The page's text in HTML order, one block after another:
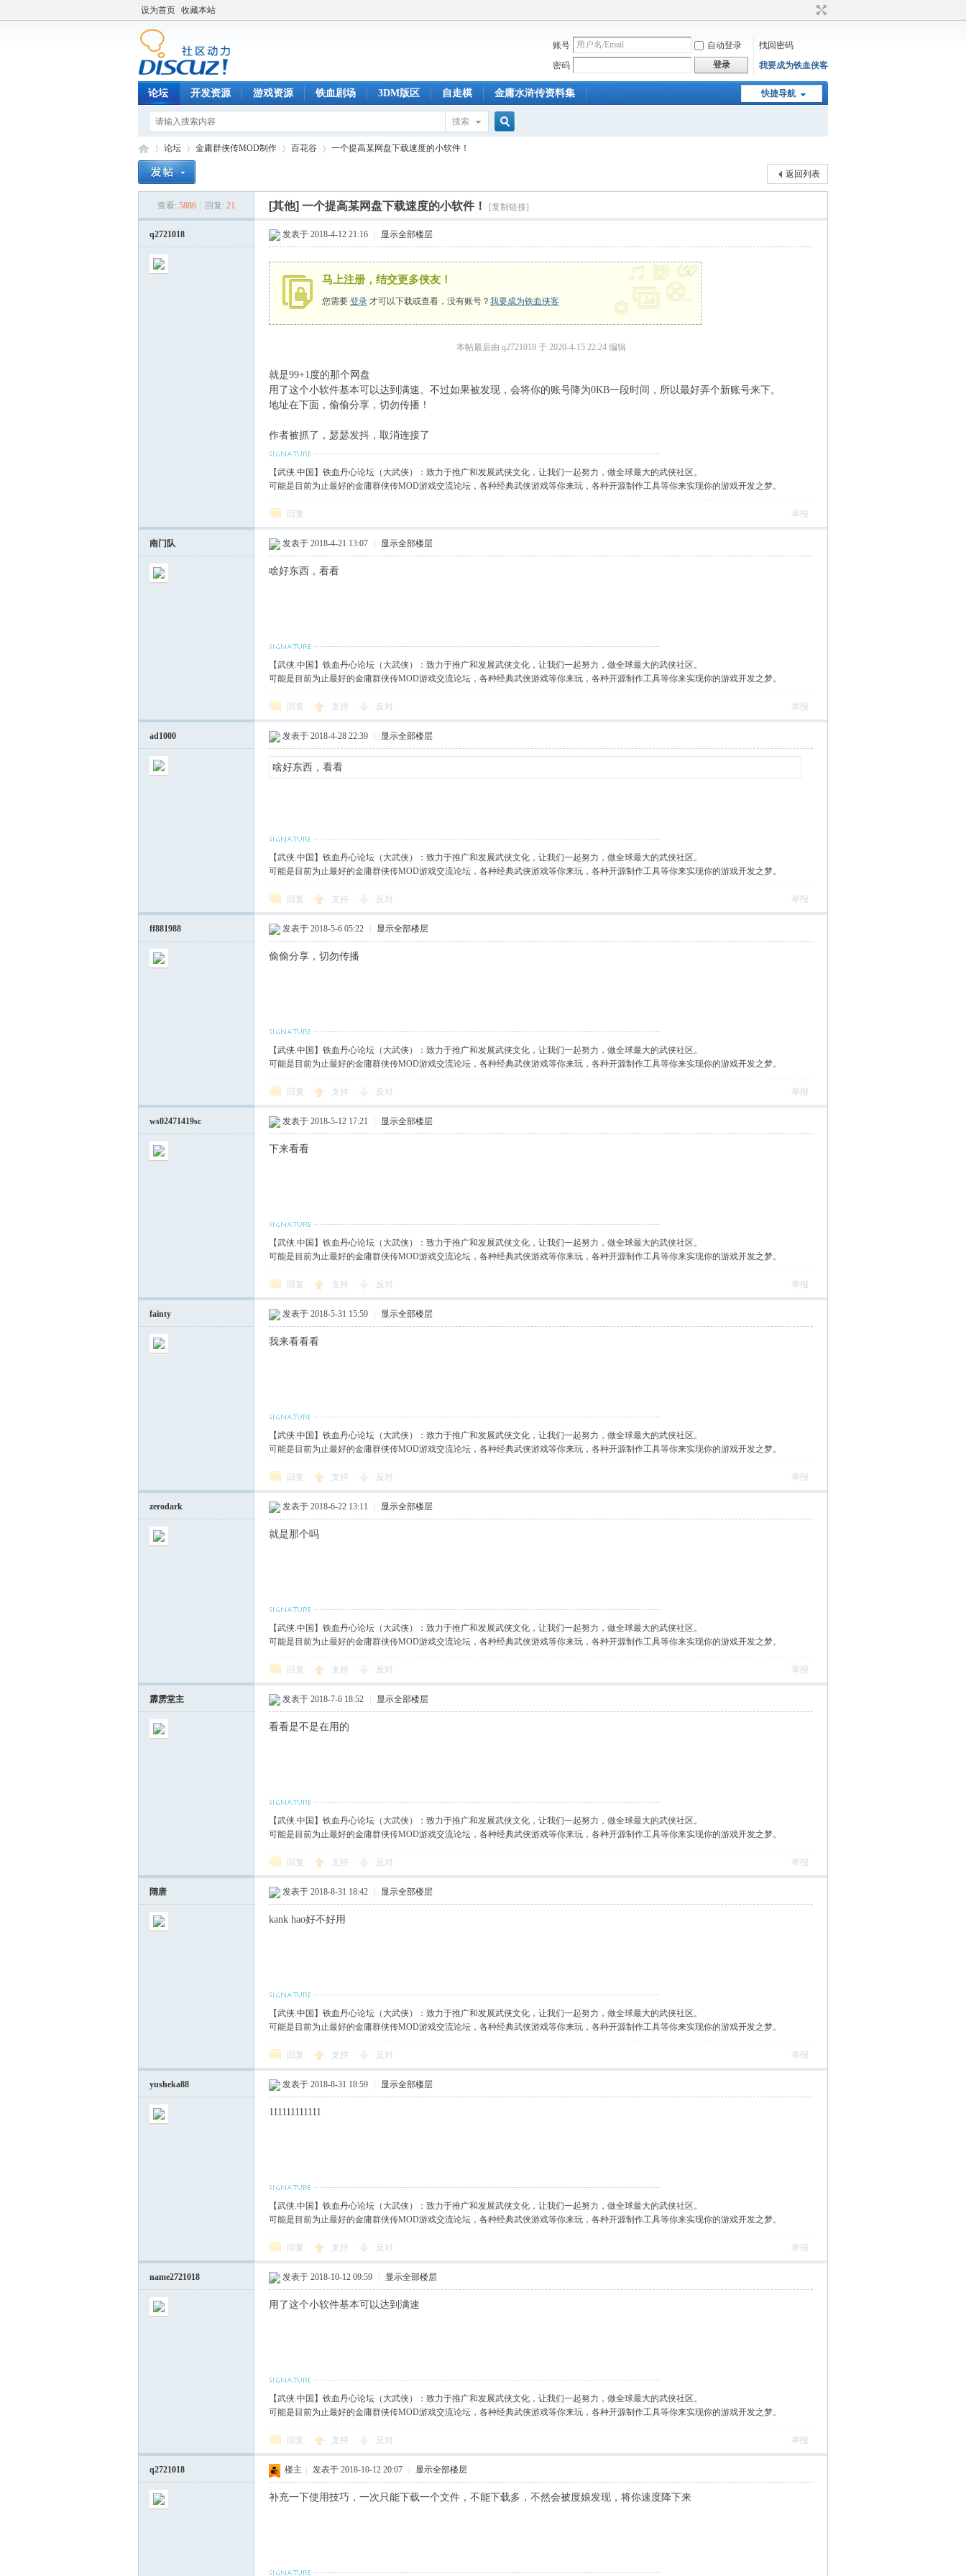
设为首页 收藏本站
账号 自动登录
找回密码
密码
登录 我要成为铁血侠客
快捷导航
论坛 开发资源 游戏资源 铁血剧场 3DM版区 自走棋 金庸水浒传资料集
搜索
索
论坛
›
金庸群侠传MOD制作
›
百花谷
›
一个提高某网盘下载速度的小软件！
返回列表
查看: 5886 回复: 21 [其他] 一个提高某网盘下载速度的小软件！ [复制链接]
q2721018 发表于 2018-4-12 21:16 显示全部楼层
马上注册，结交更多侠友！
您需要 登录 才可以下载或查看，没有账号？ 我要成为铁血侠客
x
本帖最后由 q2721018 于 2020-4-15 22:24 编辑
就是99+1度的那个网盘
用了这个小软件基本可以达到满速。不过如果被发现，会将你的账号降为0KB一段时间，所以最好弄个新账号来下。
地址在下面，偷偷分享，切勿传播！
作者被抓了，瑟瑟发抖，取消连接了
【武侠.中国】铁血丹心论坛（大武侠）：致力于推广和发展武侠文化，让我们一起努力，做全球最大的武侠社区。
可能是目前为止最好的金庸群侠传MOD游戏交流论坛，各种经典武侠游戏等你来玩，各种开源制作工具等你来实现你的游戏开发之梦。
回复 举报
南门队 发表于 2018-4-21 13:07 显示全部楼层
啥好东西，看看
【武侠.中国】铁血丹心论坛（大武侠）：致力于推广和发展武侠文化，让我们一起努力，做全球最大的武侠社区。
可能是目前为止最好的金庸群侠传MOD游戏交流论坛，各种经典武侠游戏等你来玩，各种开源制作工具等你来实现你的游戏开发之梦。
回复 支持 反对 举报
ad1000 发表于 2018-4-28 22:39 显示全部楼层
啥好东西，看看
【武侠.中国】铁血丹心论坛（大武侠）：致力于推广和发展武侠文化，让我们一起努力，做全球最大的武侠社区。
可能是目前为止最好的金庸群侠传MOD游戏交流论坛，各种经典武侠游戏等你来玩，各种开源制作工具等你来实现你的游戏开发之梦。
回复 支持 反对 举报
ff881988 发表于 2018-5-6 05:22 显示全部楼层
偷偷分享，切勿传播
【武侠.中国】铁血丹心论坛（大武侠）：致力于推广和发展武侠文化，让我们一起努力，做全球最大的武侠社区。
可能是目前为止最好的金庸群侠传MOD游戏交流论坛，各种经典武侠游戏等你来玩，各种开源制作工具等你来实现你的游戏开发之梦。
回复 支持 反对 举报
ws02471419sc 发表于 2018-5-12 17:21 显示全部楼层
下来看看
【武侠.中国】铁血丹心论坛（大武侠）：致力于推广和发展武侠文化，让我们一起努力，做全球最大的武侠社区。
可能是目前为止最好的金庸群侠传MOD游戏交流论坛，各种经典武侠游戏等你来玩，各种开源制作工具等你来实现你的游戏开发之梦。
回复 支持 反对 举报
fainty 发表于 2018-5-31 15:59 显示全部楼层
我来看看看
【武侠.中国】铁血丹心论坛（大武侠）：致力于推广和发展武侠文化，让我们一起努力，做全球最大的武侠社区。
可能是目前为止最好的金庸群侠传MOD游戏交流论坛，各种经典武侠游戏等你来玩，各种开源制作工具等你来实现你的游戏开发之梦。
回复 支持 反对 举报
zerodark 发表于 2018-6-22 13:11 显示全部楼层
就是那个吗
【武侠.中国】铁血丹心论坛（大武侠）：致力于推广和发展武侠文化，让我们一起努力，做全球最大的武侠社区。
可能是目前为止最好的金庸群侠传MOD游戏交流论坛，各种经典武侠游戏等你来玩，各种开源制作工具等你来实现你的游戏开发之梦。
回复 支持 反对 举报
霹雳堂主 发表于 2018-7-6 18:52 显示全部楼层
看看是不是在用的
【武侠.中国】铁血丹心论坛（大武侠）：致力于推广和发展武侠文化，让我们一起努力，做全球最大的武侠社区。
可能是目前为止最好的金庸群侠传MOD游戏交流论坛，各种经典武侠游戏等你来玩，各种开源制作工具等你来实现你的游戏开发之梦。
回复 支持 反对 举报
隋唐 发表于 2018-8-31 18:42 显示全部楼层
kank hao好不好用
【武侠.中国】铁血丹心论坛（大武侠）：致力于推广和发展武侠文化，让我们一起努力，做全球最大的武侠社区。
可能是目前为止最好的金庸群侠传MOD游戏交流论坛，各种经典武侠游戏等你来玩，各种开源制作工具等你来实现你的游戏开发之梦。
回复 支持 反对 举报
yusheka88 发表于 2018-8-31 18:59 显示全部楼层
111111111111
【武侠.中国】铁血丹心论坛（大武侠）：致力于推广和发展武侠文化，让我们一起努力，做全球最大的武侠社区。
可能是目前为止最好的金庸群侠传MOD游戏交流论坛，各种经典武侠游戏等你来玩，各种开源制作工具等你来实现你的游戏开发之梦。
回复 支持 反对 举报
name2721018 发表于 2018-10-12 09:59 显示全部楼层
用了这个小软件基本可以达到满速
【武侠.中国】铁血丹心论坛（大武侠）：致力于推广和发展武侠文化，让我们一起努力，做全球最大的武侠社区。
可能是目前为止最好的金庸群侠传MOD游戏交流论坛，各种经典武侠游戏等你来玩，各种开源制作工具等你来实现你的游戏开发之梦。
回复 支持 反对 举报
q2721018 楼主 发表于 2018-10-12 20:07 显示全部楼层
补充一下使用技巧，一次只能下载一个文件，不能下载多，不然会被度娘发现，将你速度降下来